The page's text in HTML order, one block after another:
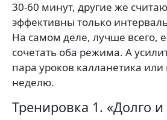
30-60 минут, другие же
эффективны только
На самом деле, лучше всего,
сочетать оба режима. А
пара уроков калланетика или
неделю.
Тренировка 1. «Долго